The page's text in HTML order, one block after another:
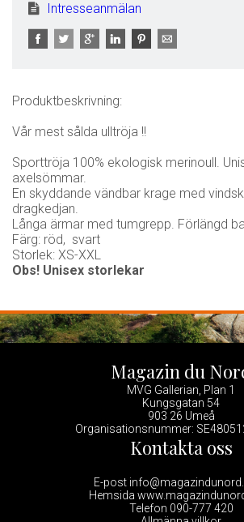
Intresseanmälan
Produktbeskrivning:
Vår mest sålda ulltröja !!
Sporttröja 100% ekologisk merinoull.
axelsömmar.
En skyddande vändbar krage med
dragkedjan.
Långa ärmar med tumgrepp. Förlängd
Färg: röd, svart
Storlek: XS-XXL
Obs! Unisex storlekar
Magazin du
MVG Gallerian, Plan 1
Kungsgatan 54
903 26 Umeå
Organisationsnummer:
Kontakta oss
E-post
Hemsida
Telefon 090-777 420